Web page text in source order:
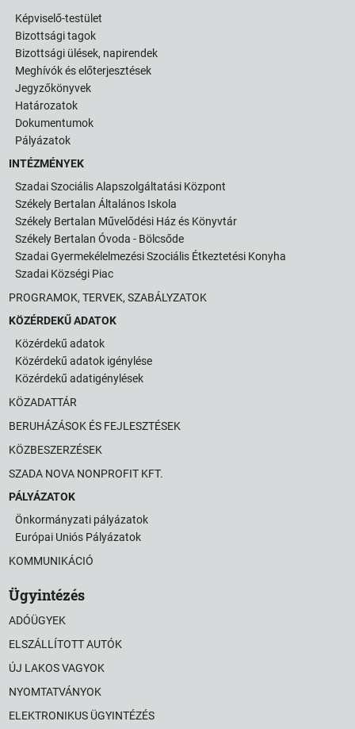
Képviselő-testület
Bizottsági tagok
Bizottsági ülések, napirendek
Meghívók és előterjesztések
Jegyzőkönyvek
Határozatok
Dokumentumok
Pályázatok
INTÉZMÉNYEK
Szadai Szociális Alapszolgáltatási Központ
Székely Bertalan Általános Iskola
Székely Bertalan Művelődési Ház és Könyvtár
Székely Bertalan Óvoda - Bölcsőde
Szadai Gyermekélelmezési Szociális Étkeztetési Konyha
Szadai Községi Piac
PROGRAMOK, TERVEK, SZABÁLYZATOK
KÖZÉRDEKŰ ADATOK
Közérdekű adatok
Közérdekű adatok igénylése
Közérdekű adatigénylések
KÖZADATTÁR
BERUHÁZÁSOK ÉS FEJLESZTÉSEK
KÖZBESZERZÉSEK
SZADA NOVA NONPROFIT KFT.
PÁLYÁZATOK
Önkormányzati pályázatok
Európai Uniós Pályázatok
KOMMUNIKÁCIÓ
Ügyintézés
ADÓÜGYEK
ELSZÁLLÍTOTT AUTÓK
ÚJ LAKOS VAGYOK
NYOMTATVÁNYOK
ELEKTRONIKUS ÜGYINTÉZÉS